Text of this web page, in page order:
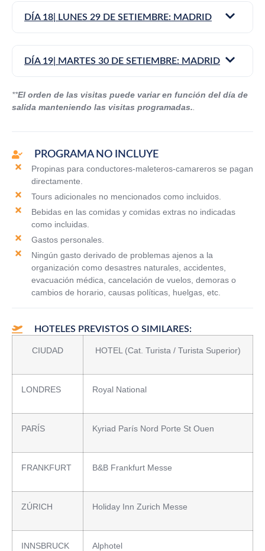
DÍA 18| LUNES 29 DE SETIEMBRE: MADRID
DÍA 19| MARTES 30 DE SETIEMBRE: MADRID
**El orden de las visitas puede variar en función del día de
salida manteniendo las visitas programadas.
PROGRAMA NO INCLUYE
Propinas para conductores-maleteros-camareros se pagan
directamente.
Tours adicionales no mencionados como incluidos.
Bebidas en las comidas y comidas extras no indicadas
como incluidas.
Gastos personales.
Ningún gasto derivado de problemas ajenos a la
organización como desastres naturales, accidentes,
evacuación médica, cancelación de vuelos, demoras o
cambios de horario, causas políticas, huelgas, etc.
HOTELES PREVISTOS O SIMILARES:
CIUDAD HOTEL (Cat. Turista / Turista Superior)
LONDRES Royal National
PARÍS Kyriad París Nord Porte St Ouen
FRANKFURT B&B Frankfurt Messe
ZÚRICH Holiday Inn Zurich Messe
INNSBRUCK Alphotel